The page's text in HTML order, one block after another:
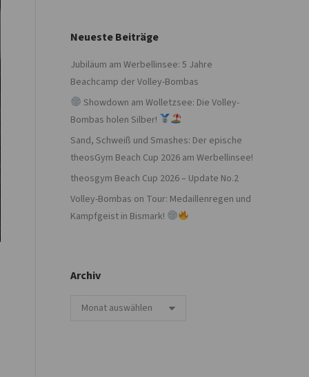
Neueste Beiträge
Jubiläum am Werbellinsee: 5 Jahre
Beachcamp der Volley-Bombas
Showdown am Wolletzsee: Die Volley-
Bombas holen Silber!
Sand, Schweiß und Smashes: Der epische
theosGym Beach Cup 2026 am Werbellinsee!
theosgym Beach Cup 2026 – Update No.2
Volley-Bombas on Tour: Medaillenregen und
Kampfgeist in Bismark!
Archiv
Archiv